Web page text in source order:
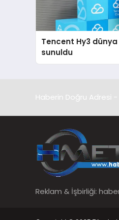
Tencent Hy3
sunuldu
Haberin Doğru Adresi -
Reklam & İşbirliği: